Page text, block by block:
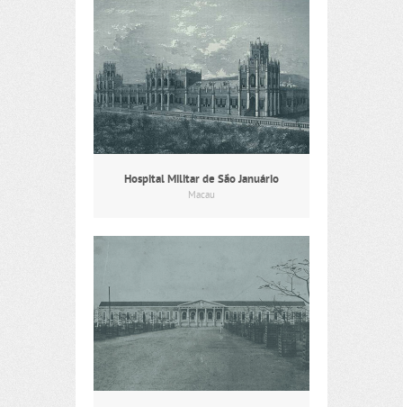
Hospital Militar de São Januário
Macau